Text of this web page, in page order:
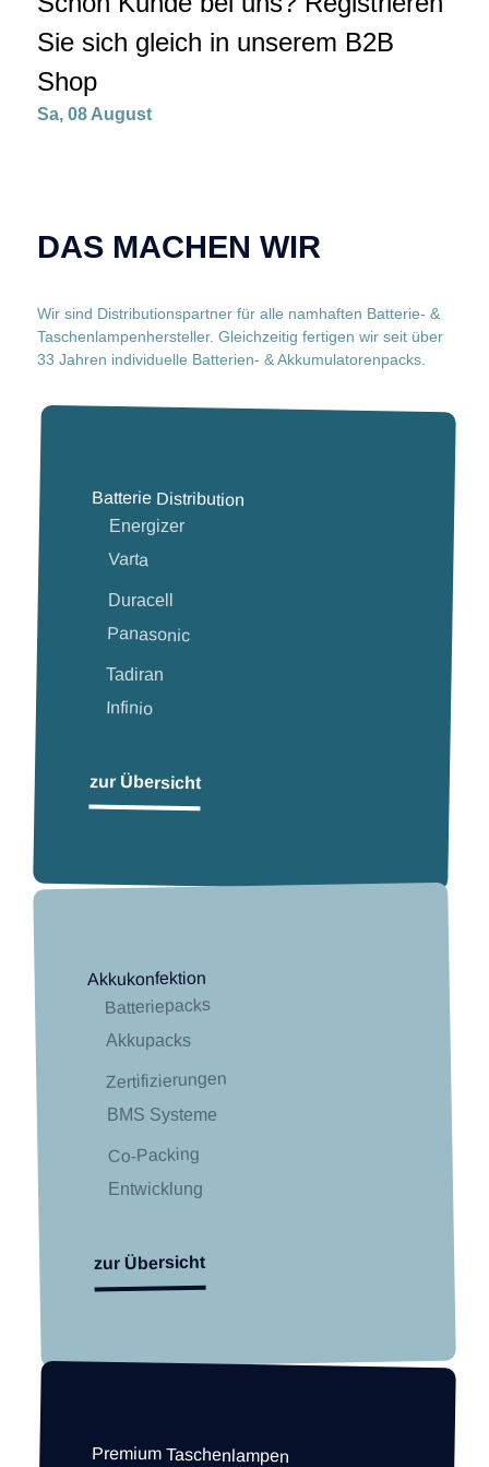
Sie sich gleich in unserem B2B
Shop
Sa, 08 August
DAS MACHEN WIR
Wir sind Distributionspartner für alle namhaften Batterie- &
Taschenlampenhersteller. Gleichzeitig fertigen wir seit über
33 Jahren individuelle Batterien- & Akkumulatorenpacks.
Batterie Distribution
Energizer
Varta
Duracell
Panasonic
Tadiran
Infinio
zur Übersicht
Akkukonfektion
Batteriepacks
Akkupacks
Zertifizierungen
BMS Systeme
Co-Packing
Entwicklung
zur Übersicht
Premium Taschenlampen